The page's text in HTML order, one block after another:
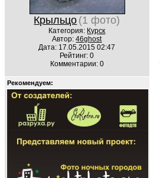
Крыльцо (1 фото)
Категория: Курск
Автор:46ghost
Дата: 17.05.2015 02:47
Рейтинг: 0
Комментарии: 0
Рекомендуем: